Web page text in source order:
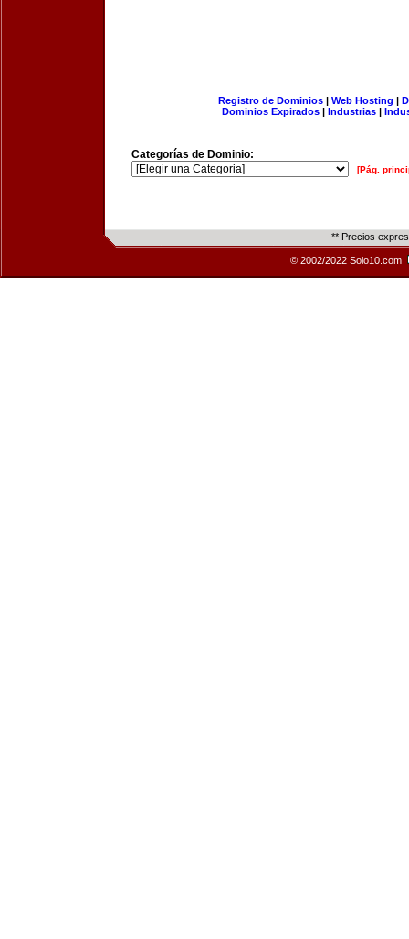
Registro de Dominios| Web Hosting |
Dominios Expirados | Industrias |
Categorías de Dominio:
[Pág.
** Precios
© 2002/2022 Solo10.com